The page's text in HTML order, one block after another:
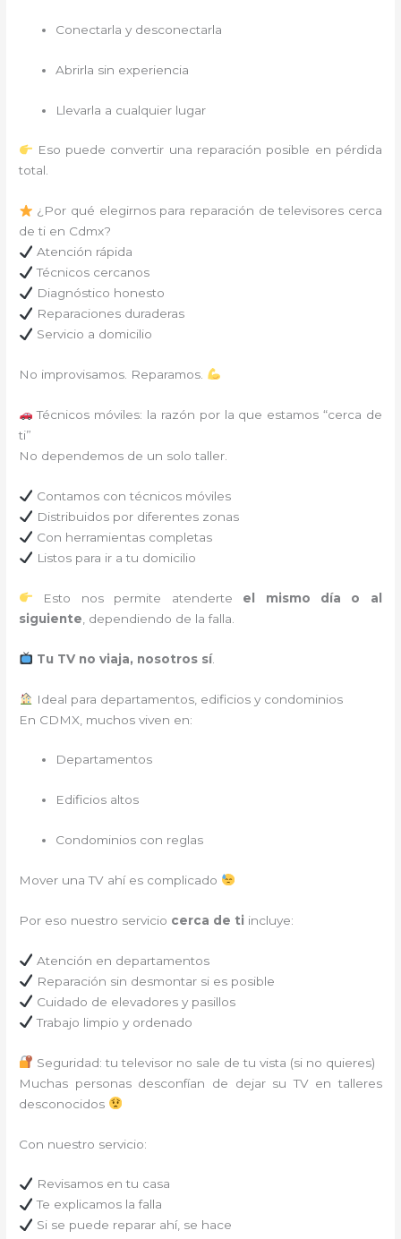
Conectarla y desconectarla
Abrirla sin experiencia
Llevarla a cualquier lugar
Eso puede convertir una reparación posible en pérdida
total.
¿Por qué elegirnos para reparación de televisores cerca
de ti en Cdmx?
Atención rápida
Técnicos cercanos
Diagnóstico honesto
Reparaciones duraderas
Servicio a domicilio
No improvisamos. Reparamos.
Técnicos móviles: la razón por la que estamos “cerca de
ti”
No dependemos de un solo taller.
Contamos con técnicos móviles
Distribuidos por diferentes zonas
Con herramientas completas
Listos para ir a tu domicilio
Esto nos permite atenderte el mismo día o al
siguiente , dependiendo de la falla.
Tu TV no viaja, nosotros sí.
Ideal para departamentos, edificios y condominios
En CDMX, muchos viven en:
Departamentos
Edificios altos
Condominios con reglas
Mover una TV ahí es complicado
Por eso nuestro servicio cerca de ti incluye:
Atención en departamentos
Reparación sin desmontar si es posible
Cuidado de elevadores y pasillos
Trabajo limpio y ordenado
Seguridad: tu televisor no sale de tu vista (si no quieres)
Muchas personas desconfían de dejar su TV en talleres
desconocidos
Con nuestro servicio:
Revisamos en tu casa
Te explicamos la falla
Si se puede reparar ahí, se hace